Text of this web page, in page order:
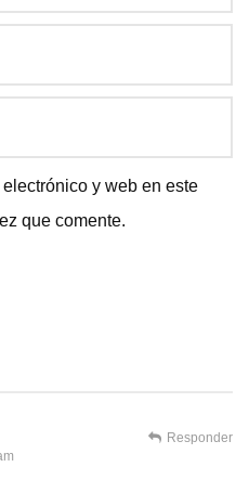
y web en este
que comente.
Responder